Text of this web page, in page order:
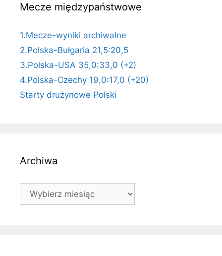
Mecze międzypaństwowe
1.Mecze-wyniki archiwalne
2.Polska-Bułgaria 21,5:20,5
3.Polska-USA 35,0:33,0 (+2)
4.Polska-Czechy 19,0:17,0 (+20)
Starty drużynowe Polski
Archiwa
Archiwa